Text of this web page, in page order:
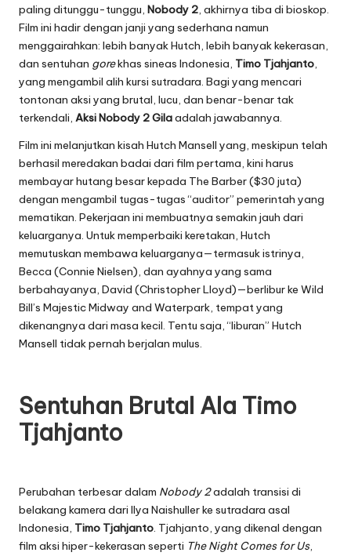
paling ditunggu-tunggu, Nobody 2 , akhirnya tiba di bioskop.
Film ini hadir dengan janji yang sederhana namun
menggairahkan: lebih banyak Hutch, lebih banyak kekerasan,
dan sentuhan gorekhas sineas Indonesia, Timo Tjahjanto
yang mengambil alih kursi sutradara. Bagi yang mencari
tontonan aksi yang brutal, lucu, dan benar-benar tak
terkendali, Aksi Nobody 2 Gilaadalah jawabannya.
Film ini melanjutkan kisah Hutch Mansell yang, meskipun telah
berhasil meredakan badai dari film pertama, kini harus
membayar hutang besar kepada The Barber ($30 juta)
dengan mengambil tugas-tugas “auditor” pemerintah yang
mematikan. Pekerjaan ini membuatnya semakin jauh dari
keluarganya. Untuk memperbaiki keretakan, Hutch
memutuskan membawa keluarganya—termasuk istrinya,
Becca (Connie Nielsen), dan ayahnya yang sama
berbahayanya, David (Christopher Lloyd)—berlibur ke Wild
Bill’s Majestic Midway and Waterpark, tempat yang
dikenangnya dari masa kecil. Tentu saja, “liburan” Hutch
Mansell tidak pernah berjalan mulus.
Sentuhan Brutal Ala Timo
Tjahjanto
Perubahan terbesar dalam Nobody 2adalah transisi di
belakang kamera dari Ilya Naishuller ke sutradara asal
Indonesia, Timo Tjahjanto . Tjahjanto, yang dikenal dengan
film aksi hiper-kekerasan seperti The Night Comes for Us,